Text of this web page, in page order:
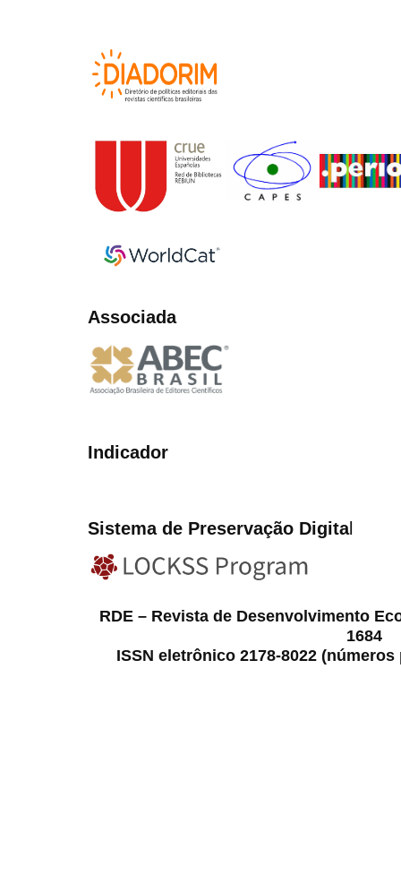
Associada
Indicador
Sistema de Preservação Digital
RDE – Revista de Desenvolvimento
1684
ISSN eletrônico 2178-8022